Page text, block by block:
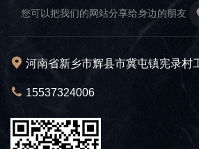
您可以把我们的网站分享给身边的朋友
河南省新乡市辉县市冀屯镇宪录村
15537324006